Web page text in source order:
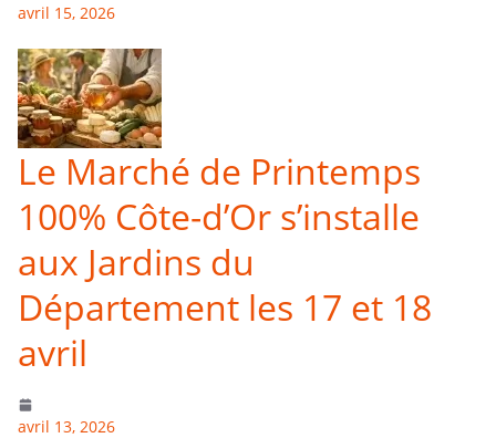
avril 15, 2026
Le Marché de Printemps
100% Côte-d’Or s’installe
aux Jardins du
Département les 17 et 18
avril
avril 13, 2026